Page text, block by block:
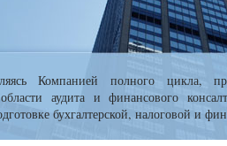
Компанией полного цикла,
аудита и финансового
бухгалтерской, налоговой и